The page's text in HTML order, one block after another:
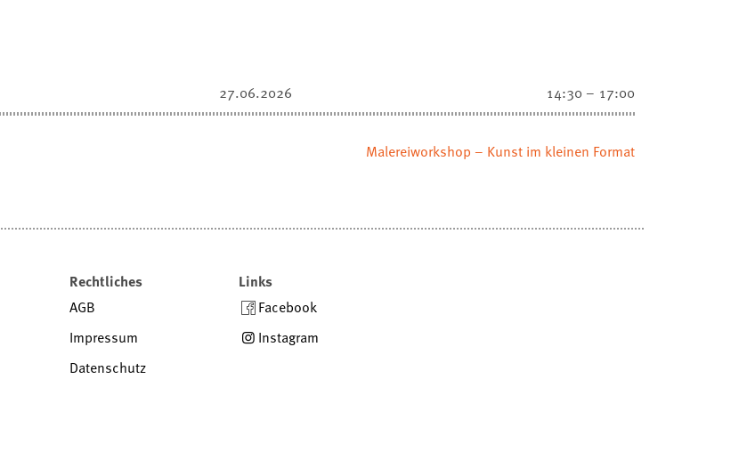
27.06.2026 14:30 – 17:00
Malereiworkshop – Kunst im kleinen Format
Rechtliches
AGB
Impressum
Datenschutz
Links
Facebook
Instagram